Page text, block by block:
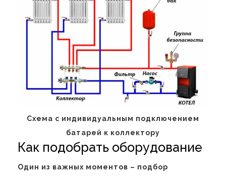
Схема с индивидуальным подключением
батарей к коллектору
Как подобрать оборудование
Один из важных моментов – подбор